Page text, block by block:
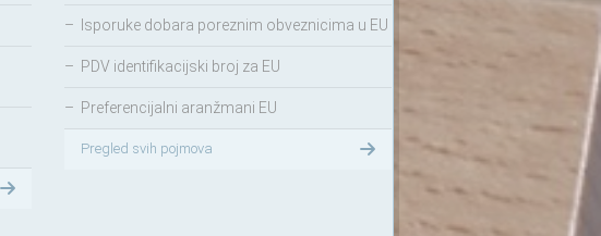
– Isporuke dobara poreznim obveznicima u EU
– PDV identifikacijski broj za EU
– Preferencijalni aranžmani EU
Pregled svih pojmova